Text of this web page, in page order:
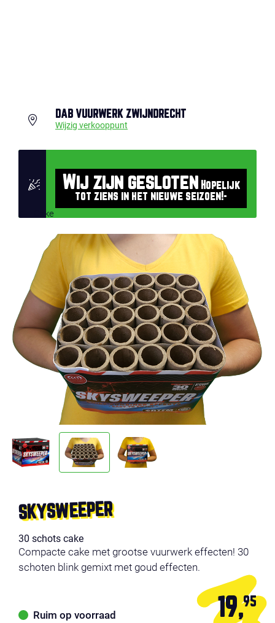
DAB VUURWERK ZWIJNDRECHT
Wijzig verkooppunt
Wij zijn gesloten Hopelijk
tot ziens in het nieuwe seizoen!-
Cake
SKYSWEEPER
30 schots cake
Compacte cake met grootse vuurwerk effecten! 30
schoten blink gemixt met goud effecten.
Ruim op voorraad 19,95